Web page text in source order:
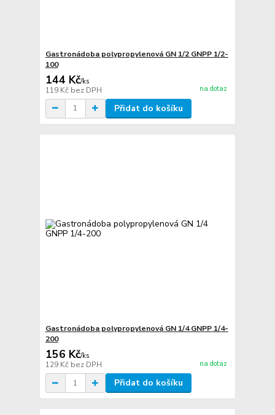
Gastronádoba polypropylenová GN 1/2 GNPP 1/2-
100
144 Kč/ks
119 Kč bez DPH na dotaz
Přidat do košíku
Gastronádoba polypropylenová GN 1/4 GNPP 1/4-
200
156 Kč/ks
129 Kč bez DPH na dotaz
Přidat do košíku